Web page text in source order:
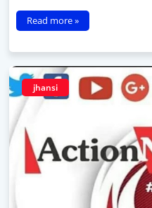
Read more »
jhansi